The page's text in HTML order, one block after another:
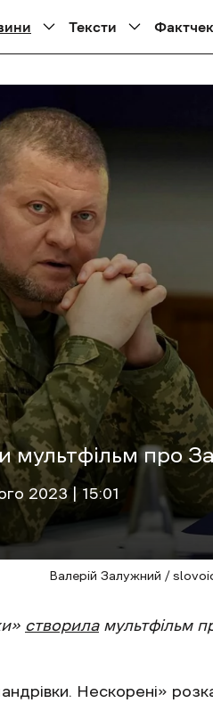
Тексти Фактчек
мультфільм про
2023 | 15:01
Валерій Залужний /
створиламультфільм
Нескорені»